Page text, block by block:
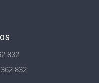
832
832